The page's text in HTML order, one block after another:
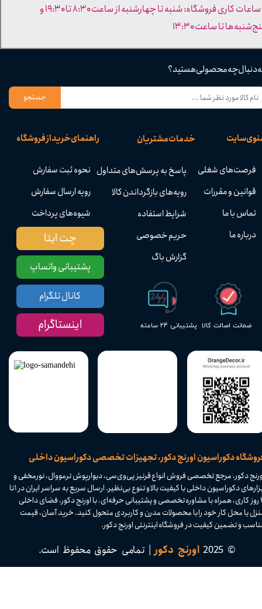
دکوراسیون اورنج دکور، تجهیزات تخصصی دکوراسیون داخلی
پشتیبانی ۲۴ ساعته ضمانت اصالت کالا
راهنمای خرید از فروشگاه
نحوه ثبت سفارش
رویه ارسال سفارش
شیوه‌های پرداخت
خدمات مشتریان
پاسخ به پرسش‌های متداول
رویه‌های بازگرداندن کالا
شرایط استفاده
حریم خصوصی
گزارش باگ
سایت
فرصت‌های شغلی
قوانین و مقررات
تماس با ما
درباره ما
دنبال چه محصولی هستید؟
جستجو
دکور، مرجع تخصصی فروش انواع قرنیز پی‌وی‌سی، دیوارپوش ترمووال، نورمخفی و
ابزارهای دکوراسیون داخلی با کیفیت بالا و تنوع بی‌نظیر. ارسال سریع به سراسر ایران در ۱ تا
۴ روز کاری، همراه با مشاوره تخصصی و پشتیبانی حرفه‌ای. با اورنج دکور، فضای داخلی
یا محل کار خود را با محصولات مدرن و کاربردی متحول کنید. خرید آسان، قیمت
و تضمین کیفیت در فروشگاه اینترنتی اورنج دکور.​​​​​​​
© 2025 اورنج دکور| تمامی حقوق محفوظ است.​​​​​​​
پشتیبانی واتساپ
چت ایتا
کانال تلگرام
اینستاگرام
- ساعات کاری فروشگاه: شنبه تا چهارشنبه از ساعت ۸:۳۰ تا ۱۹:۳۰ و
تا ساعت ۱۳:۳۰​​​​​​​